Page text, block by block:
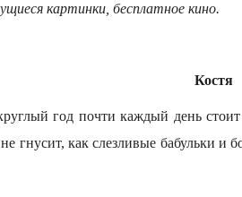
картинки, бесплатное кино.
Костя
год почти каждый день
гнусит, как слезливые бабульки